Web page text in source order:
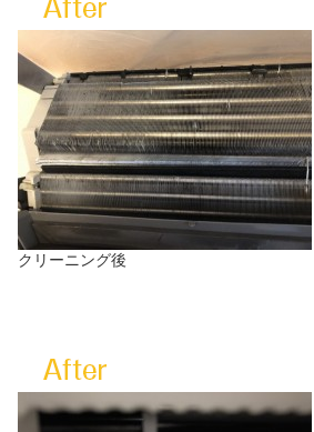
クリーニング後